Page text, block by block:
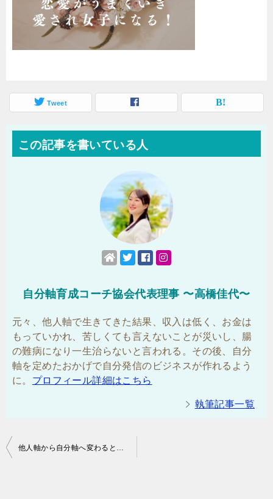
Tweet
この記事を書いている人
自分軸育成コーチ協会代表理事 〜高橋佳代〜
元々、他人軸で生きてきた結果、収入は低く、お金は
もっていかれ、苦しくても言えないことが災いし、腸
の難病になり一生治らないと言われる。その後、自分
軸を定めたおかげで自分発信のビジネスが作れるよう
に。 プロフィール詳細はこちら
執筆記事一覧
投
他人軸から自分軸へ変わると恋愛がうまくいき愛され女子になる！